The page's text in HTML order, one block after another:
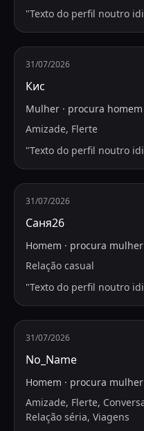
"Texto do perfil noutro
31/07/2026
Кис
Mulher · procura homem
Amizade, Flerte
"Texto do perfil noutro
31/07/2026
Саня26
Homem · procura mulher
Relação casual
"Texto do perfil noutro
31/07/2026
No_Name
Homem · procura mulher
Amizade, Flerte,
Relação séria, Viagens